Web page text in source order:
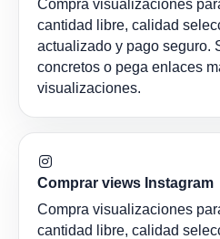
Compra visualizaciones
cantidad libre, calidad
actualizado y pago seguro.
concretos o pega enlaces
visualizaciones.
Comprar views Instagram
Compra visualizaciones
cantidad libre, calidad